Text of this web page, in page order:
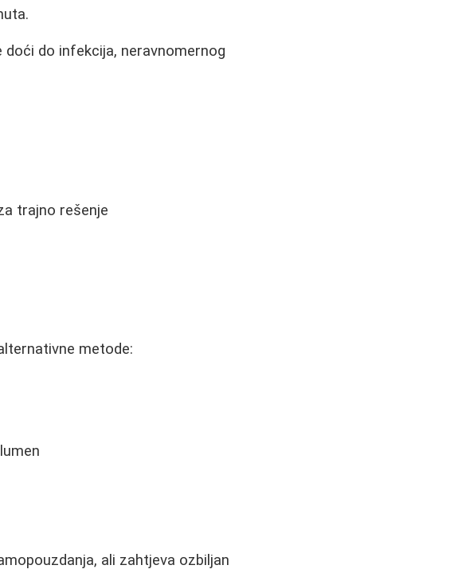
do infekcija, neravnomernog
trajno rešenje
metode:
ali zahtjeva ozbiljan